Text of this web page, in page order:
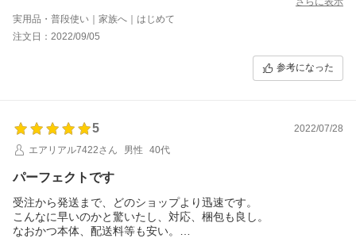
実用品・普段使い｜家族へ｜はじめて
注文日：2022/09/05
参考になった
5
2022/07/28
エアリアル7422さん
男性 40代
パーフェクトです
受注から発送まで、どのショップより迅速です。
こんなに早いのかと驚いたし、対応、梱包も良し。
なおかつ本体、配送料等も安い。